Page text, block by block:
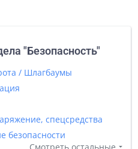
"Безопасность"
/ Шлагбаумы
спецсредства
безопасности